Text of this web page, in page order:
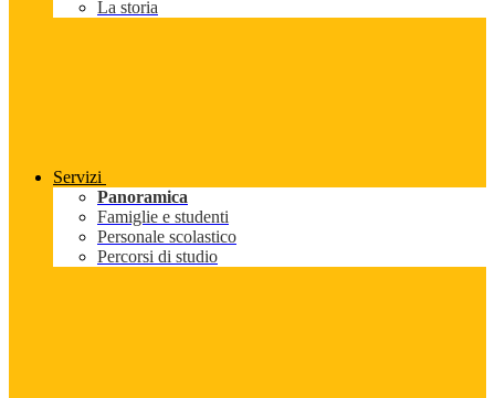
La storia
Servizi
Panoramica
Famiglie e studenti
Personale scolastico
Percorsi di studio